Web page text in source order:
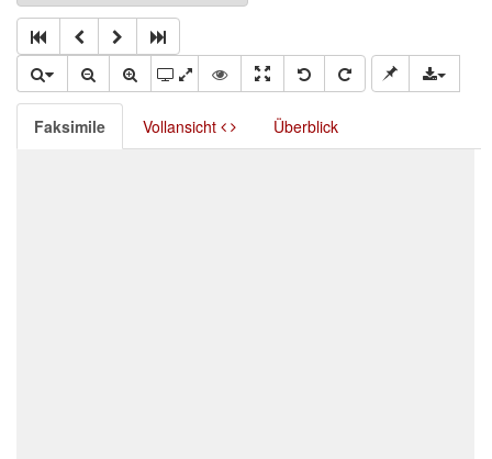
Faksimile Vollansicht Überblick